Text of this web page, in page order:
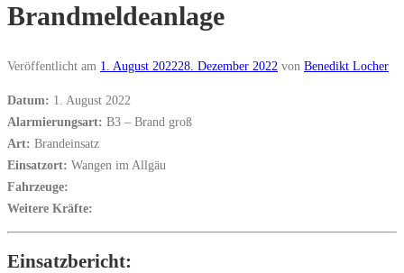
Brandmeldeanlage
Veröffentlicht am 1. August 202228. Dezember 2022 von Benedikt Locher
Datum: 1. August 2022
Alarmierungsart: B3 – Brand groß
Art: Brandeinsatz
Einsatzort: Wangen im Allgäu
Fahrzeuge:
Weitere Kräfte:
Einsatzbericht: